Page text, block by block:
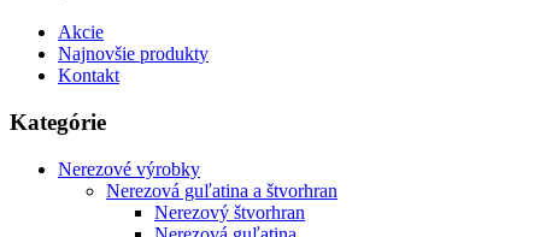
Akcie
Najnovšie produkty
Kontakt
Kategórie
Nerezové výrobky
Nerezová guľatina a štvorhran
Nerezový štvorhran